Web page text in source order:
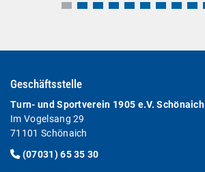
Geschäftsstelle
Turn- und Sportverein 1905 e.V. Schönaich
Im Vogelsang 29
71101 Schönaich
(07031) 65 35 30